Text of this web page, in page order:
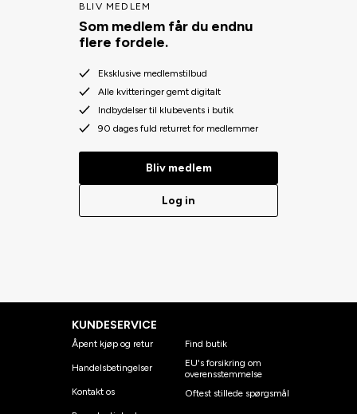
BLIV MEDLEM
Som medlem får du endnu
flere fordele.
Eksklusive medlemstilbud
Alle kvitteringer gemt digitalt
Indbydelser til klubevents i butik
90 dages fuld returret for medlemmer
Bliv medlem
Log in
KUNDESERVICE
Åpent kjøp og retur
Handelsbetingelser
Kontakt os
Find butik
EU's forsikring om
overensstemmelse
Oftest stillede spørgsmål